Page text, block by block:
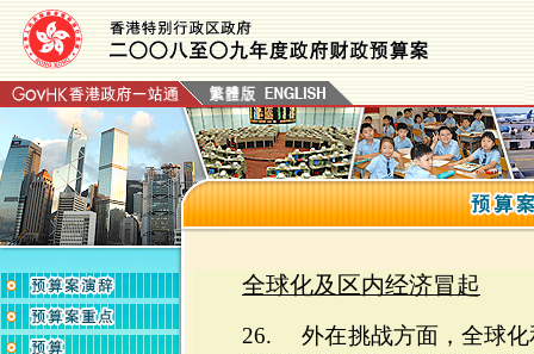
全球化及区内经济冒起
26. 外在挑战方面，全球化